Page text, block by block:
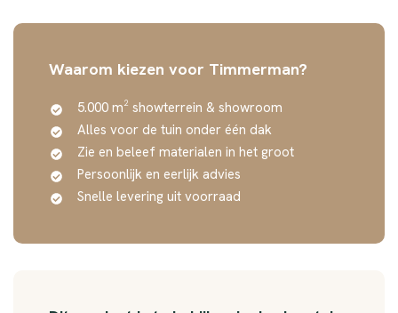
Waarom kiezen voor Timmerman?
5.000 m² showterrein & showroom
Alles voor de tuin onder één dak
Zie en beleef materialen in het groot
Persoonlijk en eerlijk advies
Snelle levering uit voorraad